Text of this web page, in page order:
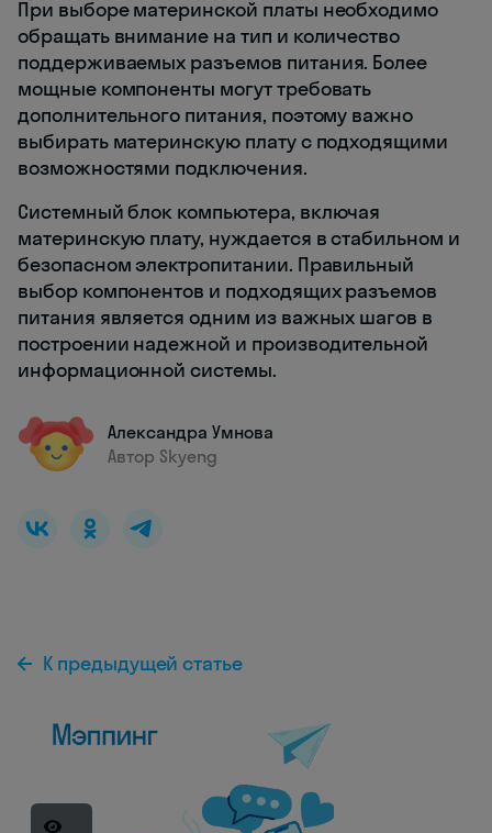
При выборе материнской платы необходимо
обращать внимание на тип и количество
поддерживаемых разъемов питания. Более
мощные компоненты могут требовать
дополнительного питания, поэтому важно
выбирать материнскую плату с подходящими
возможностями подключения.
Системный блок компьютера, включая
материнскую плату, нуждается в стабильном и
безопасном электропитании. Правильный
выбор компонентов и подходящих разъемов
питания является одним из важных шагов в
построении надежной и производительной
информационной системы.
Александра Умнова
Автор Skyeng
К предыдущей статье